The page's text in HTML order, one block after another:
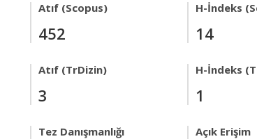
Atıf (Scopus)
452
H-İndeks
14
Atıf (TrDizin)
3
H-İndeks
1
Tez Danışmanlığı Açık Erişim